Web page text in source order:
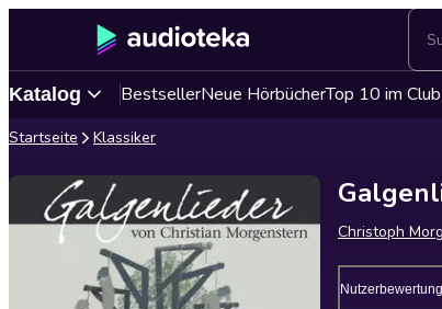
Katalog BestsellerNeue HörbücherTop 10 im Club
Startseite Klassiker
Christoph
Nutzerbewertung